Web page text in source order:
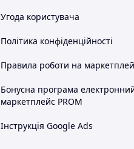
Угода користувача
Політика конфіденційності
Правила роботи на
Бонусна програма
маркетплейс PROM
Інструкція Google Ads